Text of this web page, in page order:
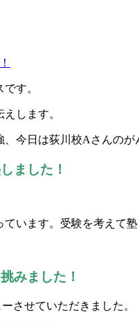
す。
します。
今日は荻川校Aさんのが
ました ！
います。受験を考えて
みました！
させていただきました。